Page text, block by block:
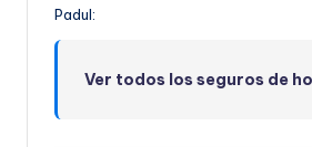
Padul:
Ver todos los seguros de